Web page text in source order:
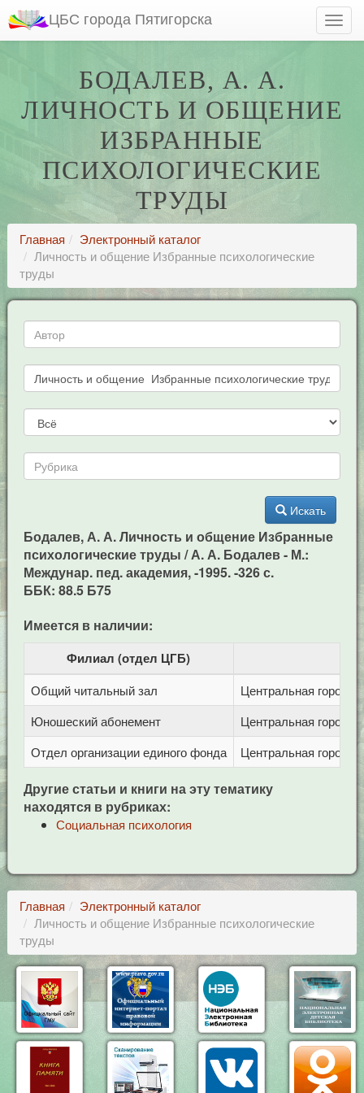
ЦБС города Пятигорска
БОДАЛЕВ, А. А.
ЛИЧНОСТЬ И ОБЩЕНИЕ
ИЗБРАННЫЕ
ПСИХОЛОГИЧЕСКИЕ
ТРУДЫ
Главная
Электронный каталог
Личность и общение Избранные психологические
труды
Искать
Бодалев, А. А. Личность и общение Избранные
психологические труды / А. А. Бодалев - М.:
Междунар. пед. академия, -1995. -326 с.
ББК: 88.5 Б75
Имеется в наличии:
Филиал (отдел ЦГБ)
Общий читальный зал
Центральная
Юношеский абонемент
Центральная
Отдел организации единого фонда
Центральная
Другие статьи и книги на эту тематику
находятся в рубриках:
Социальная психология
Главная
Электронный каталог
Личность и общение Избранные психологические
труды